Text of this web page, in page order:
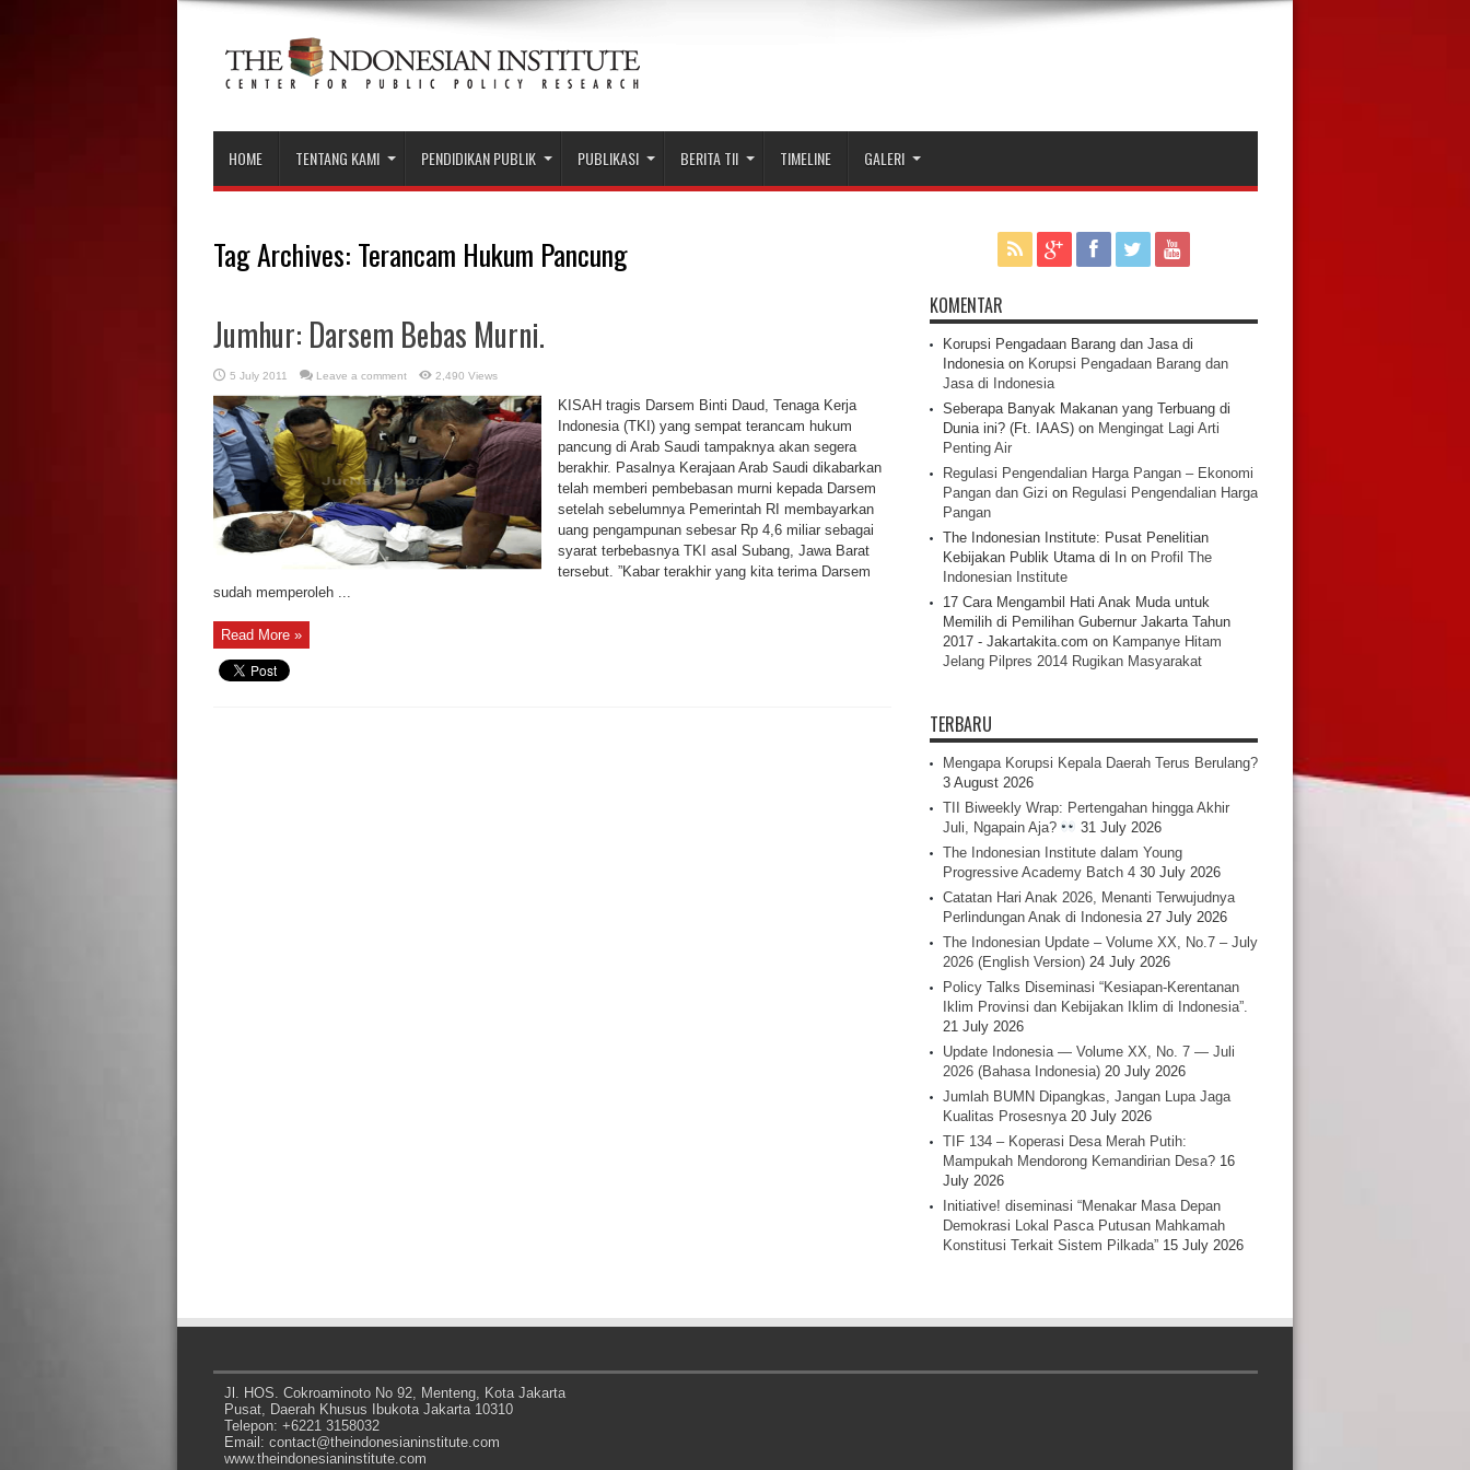
HOME TENTANG KAMI PENDIDIKAN PUBLIK PUBLIKASI BERITA TII TIMELINE GALERI
Tag Archives: Terancam Hukum Pancung
Jumhur: Darsem Bebas Murni.
5 July 2011 Leave a comment 2,490 Views
KISAH tragis Darsem Binti Daud, Tenaga Kerja
Indonesia (TKI) yang sempat terancam hukum
pancung di Arab Saudi tampaknya akan segera
berakhir. Pasalnya Kerajaan Arab Saudi dikabarkan
telah memberi pembebasan murni kepada Darsem
setelah sebelumnya Pemerintah RI membayarkan
uang pengampunan sebesar Rp 4,6 miliar sebagai
syarat terbebasnya TKI asal Subang, Jawa Barat
tersebut. ”Kabar terakhir yang kita terima Darsem
sudah memperoleh ...
Read More »
KOMENTAR
Korupsi Pengadaan Barang dan Jasa di
Indonesiaon Korupsi Pengadaan Barang dan
Jasa di Indonesia
Seberapa Banyak Makanan yang Terbuang di
Dunia ini? (Ft. IAAS)on Mengingat Lagi Arti
Penting Air
Regulasi Pengendalian Harga Pangan – Ekonomi
Pangan dan Gizi on Regulasi Pengendalian Harga
Pangan
The Indonesian Institute: Pusat Penelitian
Kebijakan Publik Utama di Inon Profil The
Indonesian Institute
17 Cara Mengambil Hati Anak Muda untuk
Memilih di Pemilihan Gubernur Jakarta Tahun
2017 - Jakartakita.com on Kampanye Hitam
Jelang Pilpres 2014 Rugikan Masyarakat
TERBARU
Mengapa Korupsi Kepala Daerah Terus Berulang?
3 August 2026
TII Biweekly Wrap: Pertengahan hingga Akhir
Juli, Ngapain Aja?
31 July 2026
The Indonesian Institute dalam Young
Progressive Academy Batch 4 30 July 2026
Catatan Hari Anak 2026, Menanti Terwujudnya
Perlindungan Anak di Indonesia 27 July 2026
The Indonesian Update – Volume XX, No.7 – July
2026 (English Version) 24 July 2026
Policy Talks Diseminasi “Kesiapan-Kerentanan
Iklim Provinsi dan Kebijakan Iklim di Indonesia”.
21 July 2026
Update Indonesia — Volume XX, No. 7 — Juli
2026 (Bahasa Indonesia) 20 July 2026
Jumlah BUMN Dipangkas, Jangan Lupa Jaga
Kualitas Prosesnya 20 July 2026
TIF 134 – Koperasi Desa Merah Putih:
Mampukah Mendorong Kemandirian Desa? 16
July 2026
Initiative! diseminasi “Menakar Masa Depan
Demokrasi Lokal Pasca Putusan Mahkamah
Konstitusi Terkait Sistem Pilkada” 15 July 2026
Jl. HOS. Cokroaminoto No 92, Menteng, Kota Jakarta
Pusat, Daerah Khusus Ibukota Jakarta 10310
Telepon: +6221 3158032
Email: contact@theindonesianinstitute.com
www.theindonesianinstitute.com